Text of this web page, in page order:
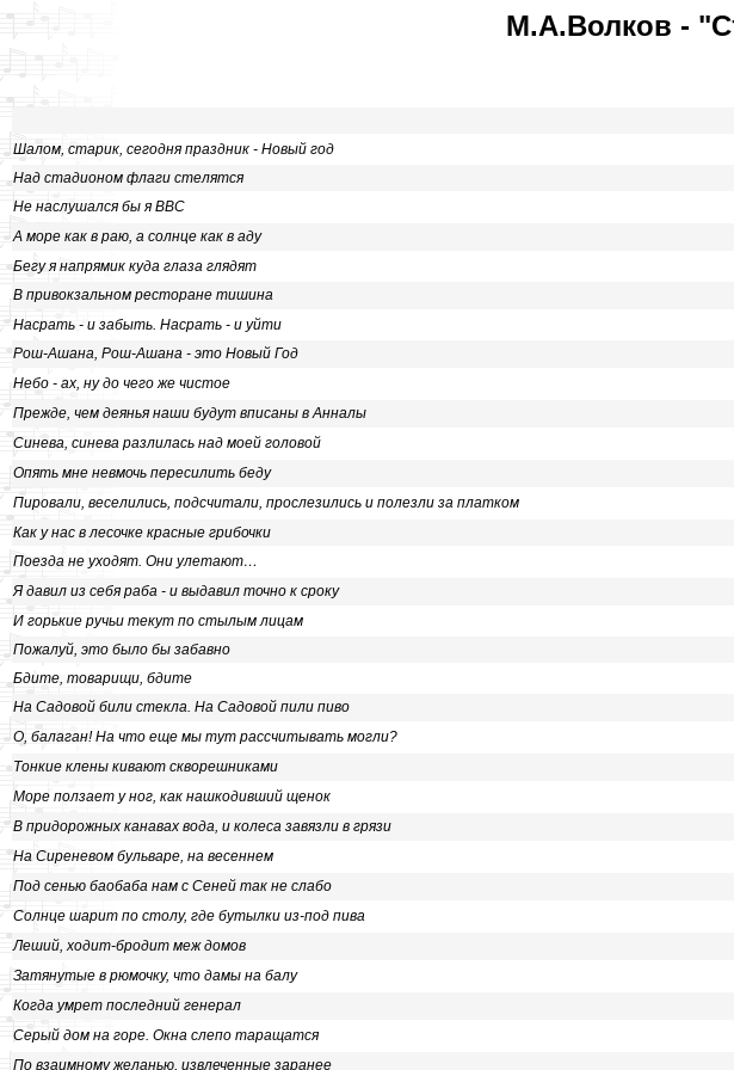
М.А.Волков -
Шалом, старик, сегодня праздник - Новый год
Над стадионом флаги стелятся
Не наслушался бы я ВВС
А море как в раю, а солнце как в аду
Бегу я напрямик куда глаза глядят
В привокзальном ресторане тишина
Насрать - и забыть. Насрать - и уйти
Рош-Ашана, Рош-Ашана - это Новый Год
Небо - ах, ну до чего же чистое
Прежде, чем деянья наши будут вписаны в Анналы
Синева, синева разлилась над моей головой
Опять мне невмочь пересилить беду
Пировали, веселились, подсчитали, прослезились и полезли за платком
Как у нас в лесочке красные грибочки
Поезда не уходят. Они улетают…
Я давил из себя раба - и выдавил точно к сроку
И горькие ручьи текут по стылым лицам
Пожалуй, это было бы забавно
Бдите, товарищи, бдите
На Садовой били стекла. На Садовой пили пиво
О, балаган! На что еще мы тут рассчитывать могли?
Тонкие клены кивают скворешниками
Море ползает у ног, как нашкодивший щенок
В придорожных канавах вода, и колеса завязли в грязи
На Сиреневом бульваре, на весеннем
Под сенью баобаба нам с Сеней так не слабо
Солнце шарит по столу, где бутылки из-под пива
Леший, ходит-бродит меж домов
Затянутые в рюмочку, что дамы на балу
Когда умрет последний генерал
Серый дом на горе. Окна слепо таращатся
По взаимному желанью, извлеченные заранее